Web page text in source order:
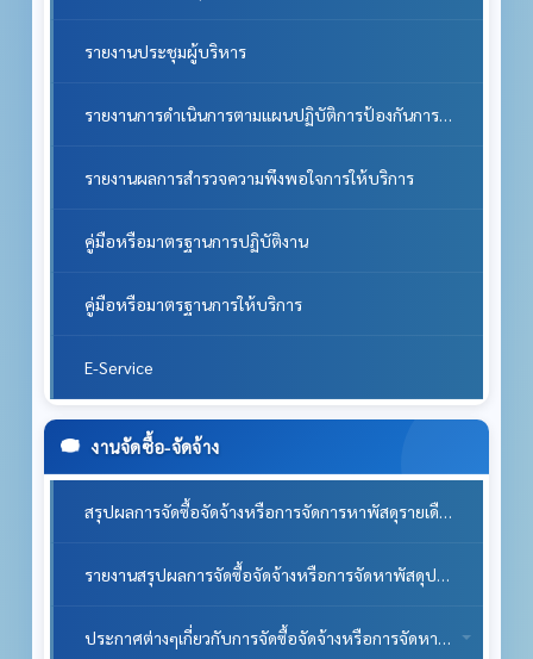
รายงานประชุมผู้บริหาร
รายงานการดำเนินการตามแผนปฏิบัติการป้องกันการทุจริต
รายงานผลการสำรวจความพึงพอใจการให้บริการ
คู่มือหรือมาตรฐานการปฏิบัติงาน
คู่มือหรือมาตรฐานการให้บริการ
E-Service
งานจัดซื้อ-จัดจ้าง
สรุปผลการจัดซื้อจัดจ้างหรือการจัดการหาพัสดุรายเดือน
รายงานสรุปผลการจัดซื้อจัดจ้างหรือการจัดหาพัสดุประจำปี
ประกาศต่างๆเกี่ยวกับการจัดซื้อจัดจ้างหรือการจัดหาพัสดุ